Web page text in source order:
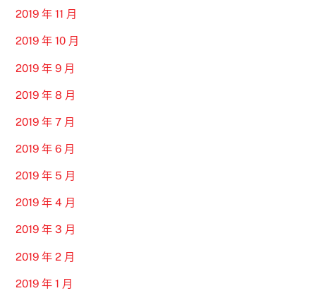
2019 年 11 月
2019 年 10 月
2019 年 9 月
2019 年 8 月
2019 年 7 月
2019 年 6 月
2019 年 5 月
2019 年 4 月
2019 年 3 月
2019 年 2 月
2019 年 1 月